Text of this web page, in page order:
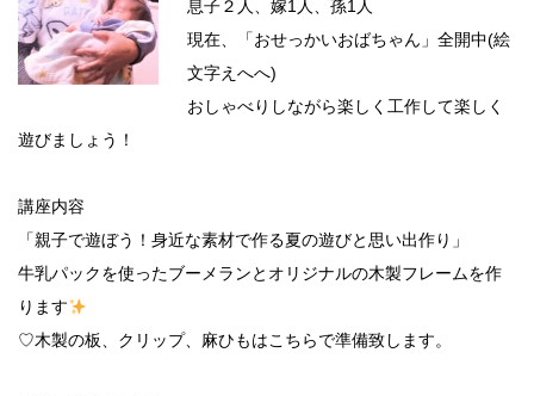
息子２人、嫁1人、孫1人
現在、「おせっかいおばちゃん」全開中(絵
文字えへへ)
おしゃべりしながら楽しく工作して楽しく
遊びましょう！
講座内容
「親子で遊ぼう！身近な素材で作る夏の遊びと思い出作り」
牛乳パックを使ったブーメランとオリジナルの木製フレームを作
ります
♡木製の板、クリップ、麻ひもはこちらで準備致します。